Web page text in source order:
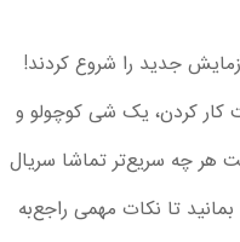
جدید را شروع کردند!
کار کردن، یک شی کوچولو و
هر چه سریع‌تر تماشا سریال
تا نکات مهمی راجع‌به